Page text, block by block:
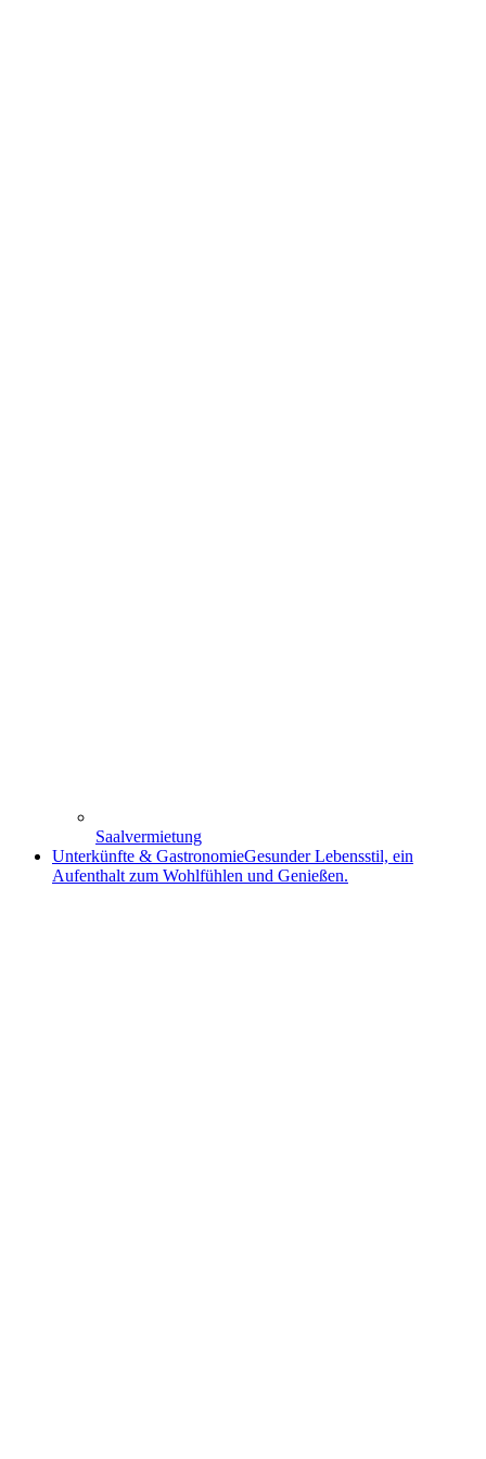
Saalvermietung
Unterkünfte & GastronomieGesunder Lebensstil, ein
Aufenthalt zum Wohlfühlen und Genießen.